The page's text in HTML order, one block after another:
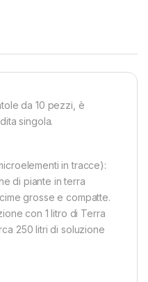
da 10 pezzi, è
singola.
in tracce):
di piante in terra
grosse e compatte.
con 1 litro di Terra
250 litri di soluzione